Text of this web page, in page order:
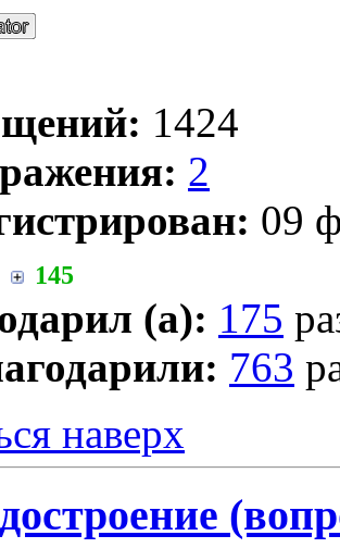
1424
2
09
145
(а): 175
763
наверх